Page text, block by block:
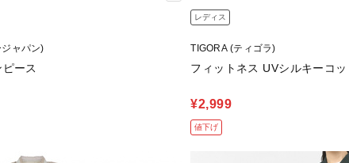
ャパン)
ース
レディス
TIGORA (ティゴラ)
フィットネス UVシルキーコ
¥2,999
値下げ